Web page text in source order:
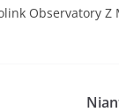
Observatory